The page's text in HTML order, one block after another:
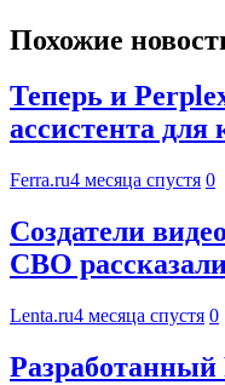
Похожие
Теперь и
ассистента
Ferra.ru4 месяца спустя 0
Создатели
СВО
Lenta.ru4 месяца спустя 0